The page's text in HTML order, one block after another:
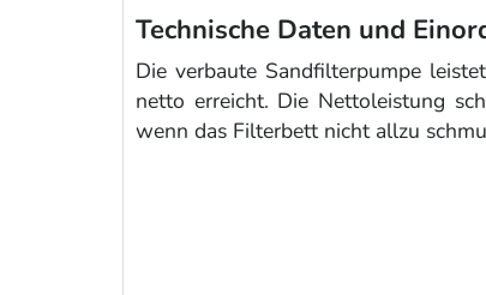
Technische Daten und
Die verbaute Sandfilterpumpe
netto erreicht. Die Nettoleistung
wenn das Filterbett nicht allzu